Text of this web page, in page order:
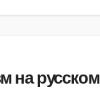
на русском